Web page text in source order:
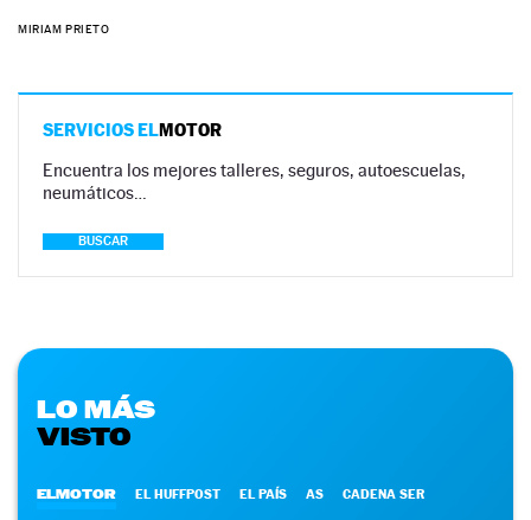
MIRIAM PRIETO
SERVICIOS ELMOTOR
Encuentra los mejores talleres, seguros, autoescuelas,
neumáticos…
BUSCAR
LO MÁS
VISTO
ELMOTOR EL HUFFPOST EL PAÍS AS CADENA SER